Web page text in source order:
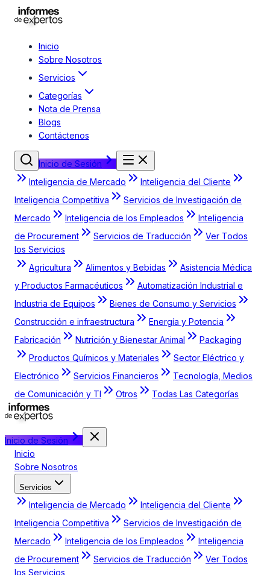
Inicio
Sobre Nosotros
Servicios
Categorías
Nota de Prensa
Blogs
Contáctenos
Inicio de Sesión
Inteligencia de Mercado
Inteligencia del Cliente
Inteligencia Competitiva
Servicios de Investigación de
Mercado
Inteligencia de los Empleados
Inteligencia
de Procurement
Servicios de Traducción
Ver Todos
los Servicios
Agricultura
Alimentos y Bebidas
Asistencia Médica
y Productos Farmacéuticos
Automatización Industrial e
Industria de Equipos
Bienes de Consumo y Servicios
Construcción e infraestructura
Energía y Potencia
Fabricación
Nutrición y Bienestar Animal
Packaging
Productos Químicos y Materiales
Sector Eléctrico y
Electrónico
Servicios Financieros
Tecnología, Medios
de Comunicación y TI
Otros Todas Las Categorías
Inicio de Sesión
Inicio
Sobre Nosotros
Servicios
Inteligencia de Mercado
Inteligencia del Cliente
Inteligencia Competitiva
Servicios de Investigación de
Mercado
Inteligencia de los Empleados
Inteligencia
de Procurement
Servicios de Traducción
Ver Todos
los Servicios